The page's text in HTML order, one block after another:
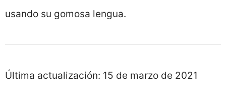
usando su gomosa lengua.
Última actualización: 15 de marzo de 2021